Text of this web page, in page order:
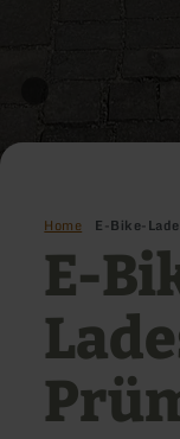
Home E-Bike-
E-